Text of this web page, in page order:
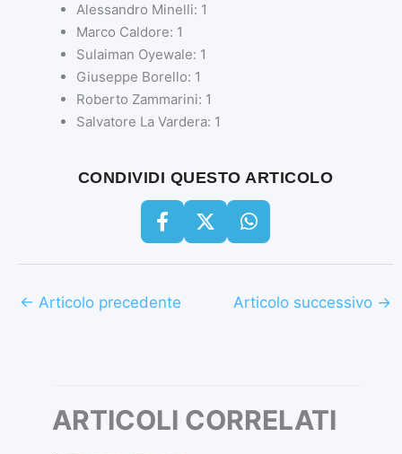
Alessandro Minelli: 1
Marco Caldore: 1
Sulaiman Oyewale: 1
Giuseppe Borello: 1
Roberto Zammarini: 1
Salvatore La Vardera: 1
CONDIVIDI QUESTO ARTICOLO
← Articolo precedente Articolo successivo →
ARTICOLI CORRELATI